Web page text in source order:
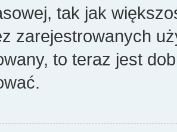
tak jak
zarejestrowanych
to teraz jest